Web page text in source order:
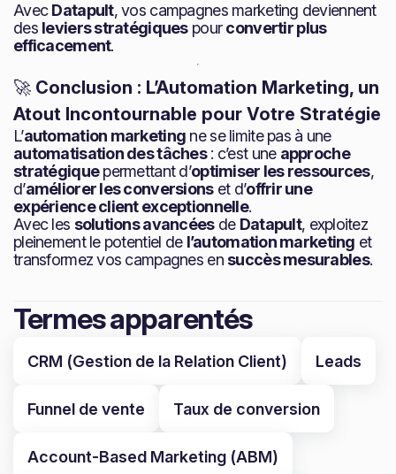
AvecDatapult, vos campagnes marketing deviennent
des leviers stratégiquespourconvertir plus
efficacement.
🚀 Conclusion : L’Automation Marketing, un
Atout Incontournable pour Votre Stratégie
L’automation marketing ne se limite pas à une
automatisation des tâches: c’est une approche
stratégiquepermettant d’optimiser les ressources,
d’améliorer les conversionset d’offrir une
expérience client exceptionnelle.
Avec les solutions avancéesde Datapult, exploitez
pleinement le potentiel de l’automation marketing et
transformez vos campagnes en succès mesurables.
Termes apparentés
CRM (Gestion de la Relation Client) Leads
Funnel de vente Taux de conversion
Account-Based Marketing (ABM)